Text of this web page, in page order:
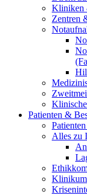
Kliniken
Zentren
Patienten &
Alles zu